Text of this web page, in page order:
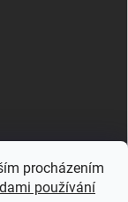
procházením
používání